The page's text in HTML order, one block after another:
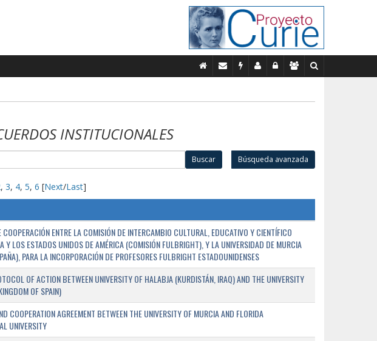
INSTITUCIONALES
Buscar Búsqueda avanzada
, 3, 4, 5, 6 [Next/Last]
COOPERACIÓN ENTRE LA COMISIÓN DE INTERCAMBIO CULTURAL, EDUCATIVO Y CIENTÍFICO
Y LOS ESTADOS UNIDOS DE AMÉRICA (COMISIÓN FULBRIGHT), Y LA UNIVERSIDAD DE MURCIA
PARA LA INCORPORACIÓN DE PROFESORES FULBRIGHT ESTADOUNIDENSES
OF ACTION BETWEEN UNIVERSITY OF HALABJA (KURDISTÁN, IRAQ) AND THE UNIVERSITY
OF SPAIN)
COOPERATION AGREEMENT BETWEEN THE UNIVERSITY OF MURCIA AND FLORIDA
UNIVERSITY